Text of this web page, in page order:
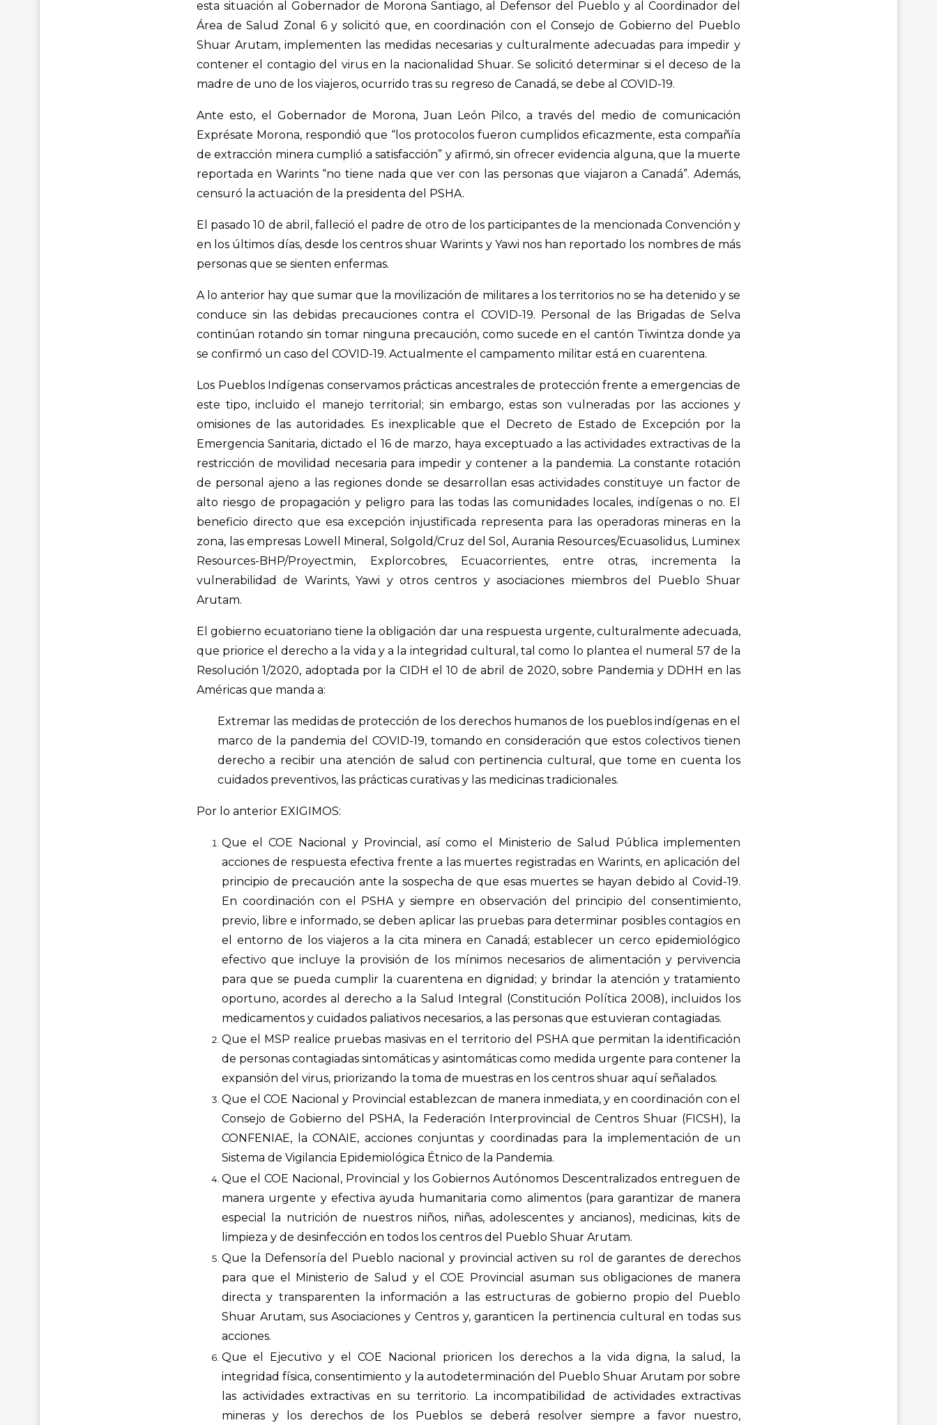
esta situación al Gobernador de Morona Santiago, al Defensor del Pueblo y al Coordinador del
Área de Salud Zonal 6 y solicitó que, en coordinación con el Consejo de Gobierno del Pueblo
Shuar Arutam, implementen las medidas necesarias y culturalmente adecuadas para impedir y
contener el contagio del virus en la nacionalidad Shuar. Se solicitó determinar si el deceso de la
madre de uno de los viajeros, ocurrido tras su regreso de Canadá, se debe al COVID-19.
Ante esto, el Gobernador de Morona, Juan León Pilco, a través del medio de comunicación
Exprésate Morona, respondió que “los protocolos fueron cumplidos eficazmente, esta compañía
de extracción minera cumplió a satisfacción” y afirmó, sin ofrecer evidencia alguna, que la muerte
reportada en Warints “no tiene nada que ver con las personas que viajaron a Canadá”. Además,
censuró la actuación de la presidenta del PSHA.
El pasado 10 de abril, falleció el padre de otro de los participantes de la mencionada Convención y
en los últimos días, desde los centros shuar Warints y Yawi nos han reportado los nombres de más
personas que se sienten enfermas.
A lo anterior hay que sumar que la movilización de militares a los territorios no se ha detenido y se
conduce sin las debidas precauciones contra el COVID-19. Personal de las Brigadas de Selva
continúan rotando sin tomar ninguna precaución, como sucede en el cantón Tiwintza donde ya
se confirmó un caso del COVID-19. Actualmente el campamento militar está en cuarentena.
Los Pueblos Indígenas conservamos prácticas ancestrales de protección frente a emergencias de
este tipo, incluido el manejo territorial; sin embargo, estas son vulneradas por las acciones y
omisiones de las autoridades. Es inexplicable que el Decreto de Estado de Excepción por la
Emergencia Sanitaria, dictado el 16 de marzo, haya exceptuado a las actividades extractivas de la
restricción de movilidad necesaria para impedir y contener a la pandemia. La constante rotación
de personal ajeno a las regiones donde se desarrollan esas actividades constituye un factor de
alto riesgo de propagación y peligro para las todas las comunidades locales, indígenas o no. El
beneficio directo que esa excepción injustificada representa para las operadoras mineras en la
zona, las empresas Lowell Mineral, Solgold/Cruz del Sol, Aurania Resources/Ecuasolidus, Luminex
Resources-BHP/Proyectmin, Explorcobres, Ecuacorrientes, entre otras, incrementa la
vulnerabilidad de Warints, Yawi y otros centros y asociaciones miembros del Pueblo Shuar
Arutam.
El gobierno ecuatoriano tiene la obligación dar una respuesta urgente, culturalmente adecuada,
que priorice el derecho a la vida y a la integridad cultural, tal como lo plantea el numeral 57 de la
Resolución 1/2020, adoptada por la CIDH el 10 de abril de 2020, sobre Pandemia y DDHH en las
Américas que manda a:
Extremar las medidas de protección de los derechos humanos de los pueblos indígenas en el
marco de la pandemia del COVID-19, tomando en consideración que estos colectivos tienen
derecho a recibir una atención de salud con pertinencia cultural, que tome en cuenta los
cuidados preventivos, las prácticas curativas y las medicinas tradicionales.
Por lo anterior EXIGIMOS:
Que el COE Nacional y Provincial, así como el Ministerio de Salud Pública implementen
acciones de respuesta efectiva frente a las muertes registradas en Warints, en aplicación del
principio de precaución ante la sospecha de que esas muertes se hayan debido al Covid-19.
En coordinación con el PSHA y siempre en observación del principio del consentimiento,
previo, libre e informado, se deben aplicar las pruebas para determinar posibles contagios en
el entorno de los viajeros a la cita minera en Canadá; establecer un cerco epidemiológico
efectivo que incluye la provisión de los mínimos necesarios de alimentación y pervivencia
para que se pueda cumplir la cuarentena en dignidad; y brindar la atención y tratamiento
oportuno, acordes al derecho a la Salud Integral (Constitución Política 2008), incluidos los
medicamentos y cuidados paliativos necesarios, a las personas que estuvieran contagiadas.
Que el MSP realice pruebas masivas en el territorio del PSHA que permitan la identificación
de personas contagiadas sintomáticas y asintomáticas como medida urgente para contener la
expansión del virus, priorizando la toma de muestras en los centros shuar aquí señalados.
Que el COE Nacional y Provincial establezcan de manera inmediata, y en coordinación con el
Consejo de Gobierno del PSHA, la Federación Interprovincial de Centros Shuar (FICSH), la
CONFENIAE, la CONAIE, acciones conjuntas y coordinadas para la implementación de un
Sistema de Vigilancia Epidemiológica Étnico de la Pandemia.
Que el COE Nacional, Provincial y los Gobiernos Autónomos Descentralizados entreguen de
manera urgente y efectiva ayuda humanitaria como alimentos (para garantizar de manera
especial la nutrición de nuestros niños, niñas, adolescentes y ancianos), medicinas, kits de
limpieza y de desinfección en todos los centros del Pueblo Shuar Arutam.
Que la Defensoría del Pueblo nacional y provincial activen su rol de garantes de derechos
para que el Ministerio de Salud y el COE Provincial asuman sus obligaciones de manera
directa y transparenten la información a las estructuras de gobierno propio del Pueblo
Shuar Arutam, sus Asociaciones y Centros y, garanticen la pertinencia cultural en todas sus
acciones.
Que el Ejecutivo y el COE Nacional prioricen los derechos a la vida digna, la salud, la
integridad física, consentimiento y la autodeterminación del Pueblo Shuar Arutam por sobre
las actividades extractivas en su territorio. La incompatibilidad de actividades extractivas
mineras y los derechos de los Pueblos se deberá resolver siempre a favor nuestro,